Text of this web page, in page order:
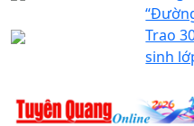
Trao
sinh